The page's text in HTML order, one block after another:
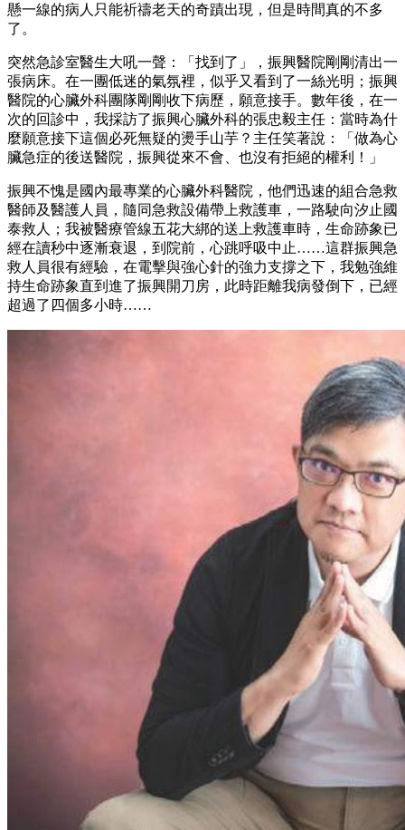
懸一線的病人只能祈禱老天的奇蹟出現，但是時間真的不多
了。
突然急診室醫生大吼一聲：「找到了」，振興醫院剛剛清出一
張病床。在一團低迷的氣氛裡，似乎又看到了一絲光明；振興
醫院的心臟外科團隊剛剛收下病歷，願意接手。數年後，在一
次的回診中，我採訪了振興心臟外科的張忠毅主任：當時為什
麼願意接下這個必死無疑的燙手山芋？主任笑著說：「做為心
臟急症的後送醫院，振興從來不會、也沒有拒絕的權利！」
振興不愧是國內最專業的心臟外科醫院，他們迅速的組合急救
醫師及醫護人員，隨同急救設備帶上救護車，一路駛向汐止國
泰救人；我被醫療管線五花大綁的送上救護車時，生命跡象已
經在讀秒中逐漸衰退，到院前，心跳呼吸中止……這群振興急
救人員很有經驗，在電擊與強心針的強力支撐之下，我勉強維
持生命跡象直到進了振興開刀房，此時距離我病發倒下，已經
超過了四個多小時……